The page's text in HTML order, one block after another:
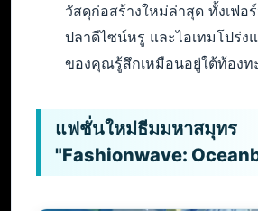
วัสดุก่อสร้างใหม่ล่าสุด ทั้งเฟอ
ปลาดีไซน์หรู และไอเทมโปร่ง
ของคุณรู้สึกเหมือนอยู่ใต้ท้องท
แฟชั่นใหม่ธีมมหาสมุทร
"Fashionwave: